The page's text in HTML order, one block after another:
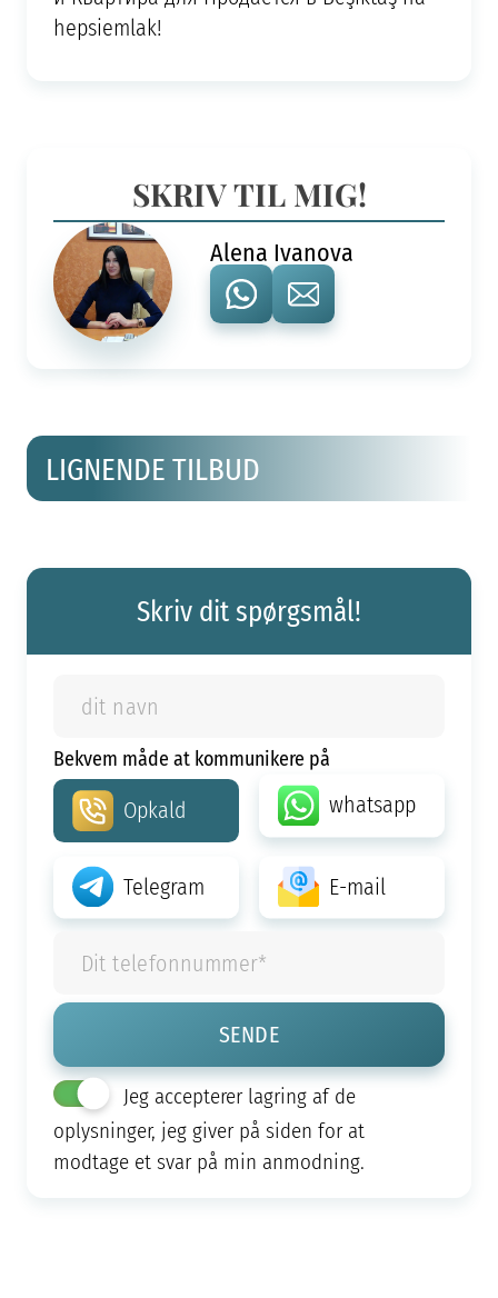
hepsiemlak!
SKRIV TIL MIG!
Alena Ivanova
LIGNENDE TILBUD
Skriv dit spørgsmål!
Bekvem måde at kommunikere på
Opkald whatsapp
Telegram E-mail
Jeg accepterer lagring af de
oplysninger, jeg giver på siden for at
modtage et svar på min anmodning.